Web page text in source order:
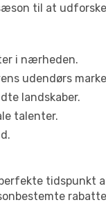
til at
i nærheden.
udendørs
landskaber.
talenter.
tidspunkt